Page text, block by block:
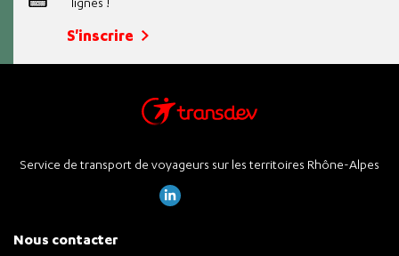
S'inscrire
Service de transport de voyageurs sur les territoires Rhône-Alpes
Nous contacter